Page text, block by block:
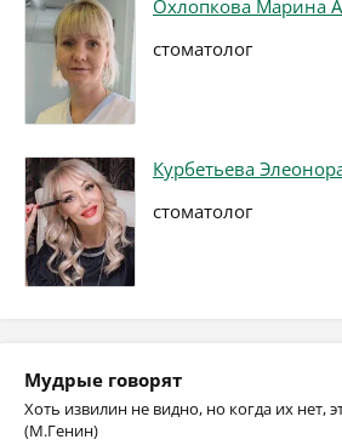
Охлопкова Марина
стоматолог
Курбетьева
стоматолог
Мудрые говорят
Хоть извилин не видно, но когда их нет,
(М.Генин)